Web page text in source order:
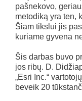
pašnekovo,
metodiką yra ten,
Šiam tikslui jis
kuriame gyvena
Šis darbas buvo
jos ribų. D.
„Esri Inc.“
beveik 20